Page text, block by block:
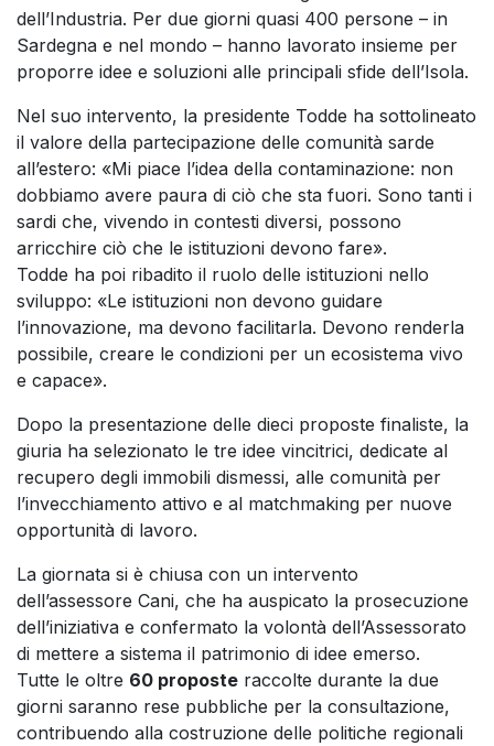
dell’Industria. Per due giorni quasi 400 persone – in
Sardegna e nel mondo – hanno lavorato insieme per
proporre idee e soluzioni alle principali sfide dell’Isola.
Nel suo intervento, la presidente Todde ha sottolineato
il valore della partecipazione delle comunità sarde
all’estero: «Mi piace l’idea della contaminazione: non
dobbiamo avere paura di ciò che sta fuori. Sono tanti i
sardi che, vivendo in contesti diversi, possono
arricchire ciò che le istituzioni devono fare».
Todde ha poi ribadito il ruolo delle istituzioni nello
sviluppo: «Le istituzioni non devono guidare
l’innovazione, ma devono facilitarla. Devono renderla
possibile, creare le condizioni per un ecosistema vivo
e capace».
Dopo la presentazione delle dieci proposte finaliste, la
giuria ha selezionato le tre idee vincitrici, dedicate al
recupero degli immobili dismessi, alle comunità per
l’invecchiamento attivo e al matchmaking per nuove
opportunità di lavoro.
La giornata si è chiusa con un intervento
dell’assessore Cani, che ha auspicato la prosecuzione
dell’iniziativa e confermato la volontà dell’Assessorato
di mettere a sistema il patrimonio di idee emerso.
Tutte le oltre 60 proposte raccolte durante la due
giorni saranno rese pubbliche per la consultazione,
contribuendo alla costruzione delle politiche regionali